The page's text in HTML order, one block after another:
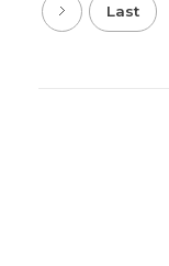
Last